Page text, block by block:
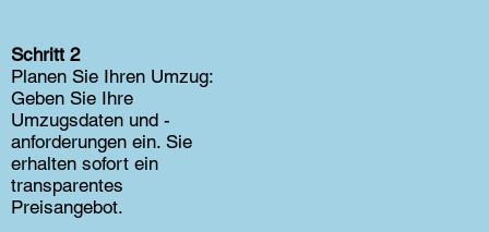
Schritt 2
Planen Sie Ihren Umzug:
Geben Sie Ihre
Umzugsdaten und -
anforderungen ein. Sie
erhalten sofort ein
transparentes
Preisangebot.